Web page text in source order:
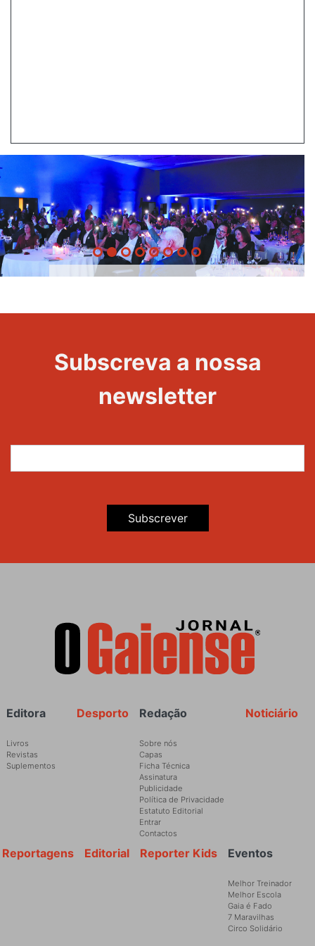
Evento
Maravilhas
Subscreva a nossa
newsletter
Subscrever
Rodapé Noticiário
Redação
Sobre nós
Capas
Ficha Técnica
Assinatura
Publicidade
Política de Privacidade
Estatuto Editorial
Entrar
Contactos
Desporto
Editora
Livros
Revistas
Suplementos
Eventos
Melhor Treinador
Melhor Escola
Gaia é Fado
7 Maravilhas
Circo Solidário
Reporter Kids
Editorial
Reportagens